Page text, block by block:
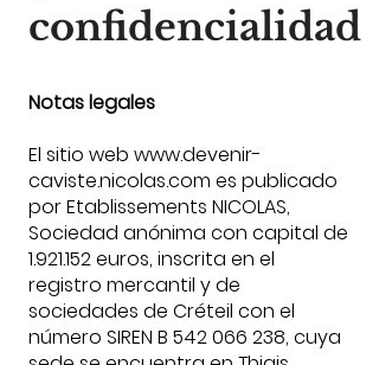
confidencialidad
Notas legales
El sitio web www.devenir-
caviste.nicolas.com es publicado
por Etablissements NICOLAS,
Sociedad anónima con capital de
1.921.152euros, inscrita en el
registro mercantil y de
sociedades de Créteil con el
número SIREN B 542 066 238, cuya